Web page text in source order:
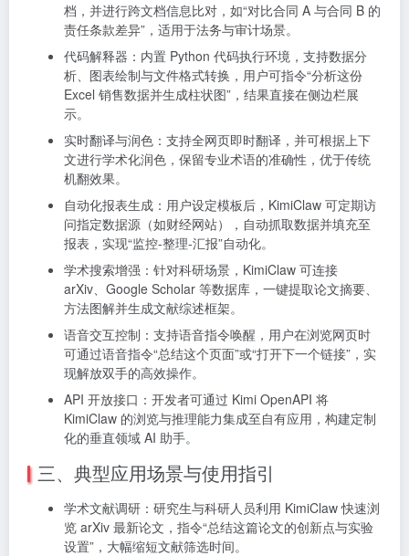
档，并进行跨文档信息比对，如“对比合同 A 与合同 B 的
责任条款差异”，适用于法务与审计场景。
代码解释器：内置 Python 代码执行环境，支持数据分
析、图表绘制与文件格式转换，用户可指令“分析这份
Excel 销售数据并生成柱状图”，结果直接在侧边栏展
示。
实时翻译与润色：支持全网页即时翻译，并可根据上下
文进行学术化润色，保留专业术语的准确性，优于传统
机翻效果。
自动化报表生成：用户设定模板后，KimiClaw 可定期访
问指定数据源（如财经网站），自动抓取数据并填充至
报表，实现“监控-整理-汇报”自动化。
学术搜索增强：针对科研场景，KimiClaw 可连接
arXiv、Google Scholar 等数据库，一键提取论文摘要、
方法图解并生成文献综述框架。
语音交互控制：支持语音指令唤醒，用户在浏览网页时
可通过语音指令“总结这个页面”或“打开下一个链接”，实
现解放双手的高效操作。
API 开放接口：开发者可通过 Kimi OpenAPI 将
KimiClaw 的浏览与推理能力集成至自有应用，构建定制
化的垂直领域 AI 助手。
三、典型应用场景与使用指引
学术文献调研：研究生与科研人员利用 KimiClaw 快速浏
览 arXiv 最新论文，指令“总结这篇论文的创新点与实验
设置”，大幅缩短文献筛选时间。